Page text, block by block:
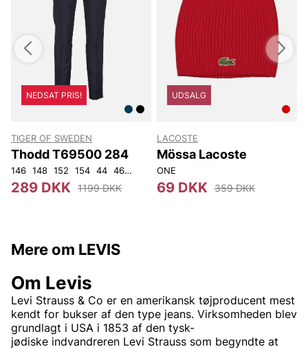
NEDSAT PRIS!
TIGER OF SWEDEN
Thodd T69500 284
146 148 152 154 44 46 48 50 52
289 DKK 1199 DKK
UDSALG
LACOSTE
Mössa Lacoste
ONE
69 DKK 359 DKK
Mere om LEVIS
Om Levis
Levi Strauss & Co er en amerikansk tøjproducent mest
kendt for bukser af den type jeans. Virksomheden blev
grundlagt i USA i 1853 af den tysk-
jødiske indvandreren Levi Strauss som begyndte at